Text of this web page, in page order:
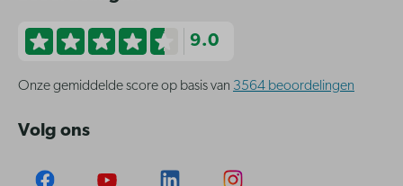
9.0
Onze gemiddelde score op basis van 3564 beoordelingen
Volg ons